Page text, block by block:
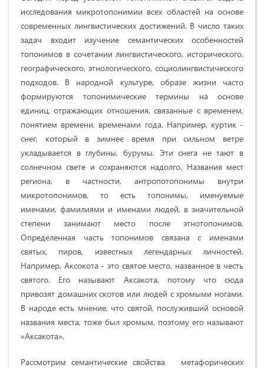
исследования микротопонимии всех областей на основе
современных лингвистических достижений. В число таких
задач входит изучение семантических особенностей
топонимов в сочетании лингвистического, исторического,
географического, этнологического, социолингвистического
подходов. В народной культуре, образе жизни часто
формируются топонимические термины на основе
единиц, отражающих отношения, связанные с временем,
понятием времени, временами года. Например, куртик -
снег, который в зимнее время при сильном ветре
укладывается в глубины, бурумы. Эти снега не тают в
солнечном свете и сохраняются надолго. Названия мест
региона, в частности, антропотопонимы внутри
микротопонимов, то есть топонимы, именуемые
именами, фамилиями и именами людей, в значительной
степени занимают место после этнотопонимов.
Определенная часть топонимов связана с именами
святых, пиров, известных легендарных личностей.
Например, Аксокота - это святое место, названное в честь
святого. Его называют Аксакота, потому что сюда
привозят домашних скотов или людей с хромыми ногами.
В народе есть мнение, что святой, послуживший основой
названия места, тоже был хромым, поэтому его называют
«Аксакота».
Рассмотрим семантические свойства метафорических